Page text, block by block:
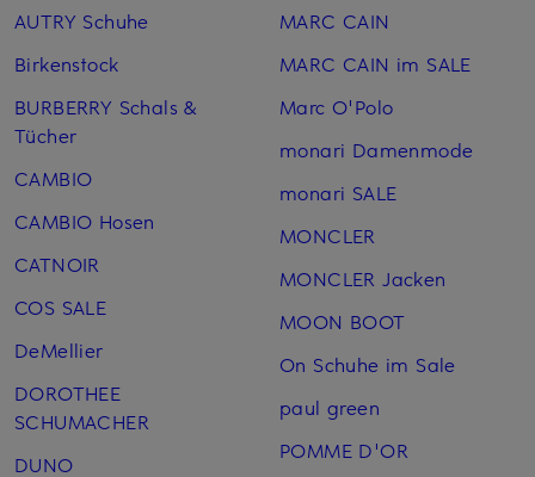
AUTRY Schuhe
Birkenstock
BURBERRY Schals &
Tücher
CAMBIO
CAMBIO Hosen
CATNOIR
COS SALE
DeMellier
DOROTHEE
SCHUMACHER
DUNO
MARC CAIN
MARC CAIN im SALE
Marc O'Polo
monari Damenmode
monari SALE
MONCLER
MONCLER Jacken
MOON BOOT
On Schuhe im Sale
paul green
POMME D'OR